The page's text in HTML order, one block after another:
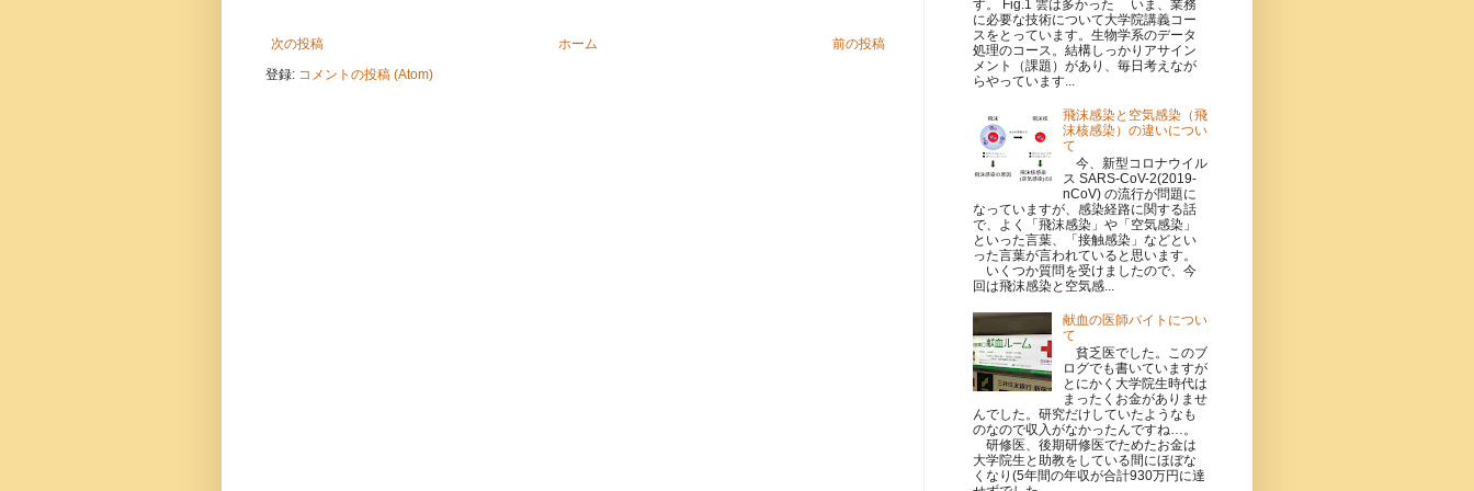
次の投稿 前の投稿
ホーム
登録: コメントの投稿 (Atom)
す。 Fig.1 雲は多かった いま、業務
に必要な技術について大学院講義コー
スをとっています。生物学系のデータ
処理のコース。結構しっかりアサイン
メント（課題）があり、毎日考えなが
らやっています...
飛沫感染と空気感染（飛
沫核感染）の違いについ
て
今、新型コロナウイル
ス SARS-CoV-2(2019-
nCoV) の流行が問題に
なっていますが、感染経路に関する話
で、よく「飛沫感染」や「空気感染」
といった言葉、「接触感染」などとい
った言葉が言われていると思います。
いくつか質問を受けましたので、今
回は飛沫感染と空気感...
献血の医師バイトについ
て
貧乏医でした。このブ
ログでも書いていますが
とにかく大学院生時代は
まったくお金がありませ
んでした。研究だけしていたようなも
のなので収入がなかったんですね…。
研修医、後期研修医でためたお金は
大学院生と助教をしている間にほぼな
くなり(5年間の年収が合計930万円に達